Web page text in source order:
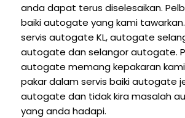
anda dapat terus diselesaikan.
baiki autogate yang kami tawarkan.
servis autogate KL, autogate
autogate dan selangor autogate.
autogate memang kepakaran
pakar dalam servis baiki autogate
autogate dan tidak kira masalah
yang anda hadapi.